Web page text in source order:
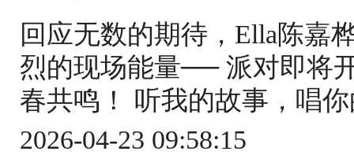
回应无数的期待，Ella陈嘉
烈的现场能量── 派对即将
春共鸣！ 听我的故事，唱
2026-04-23 09:58:15